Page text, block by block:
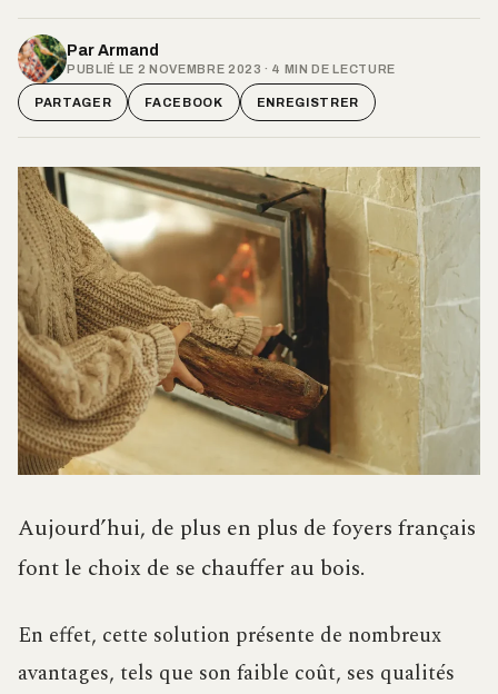
Par Armand
PUBLIÉ LE 2 NOVEMBRE 2023 · 4 MIN DE LECTURE
PARTAGER FACEBOOK ENREGISTRER
Aujourd’hui, de plus en plus de foyers français
font le choix de se chauffer au bois.
En effet, cette solution présente de nombreux
avantages, tels que son faible coût, ses qualités